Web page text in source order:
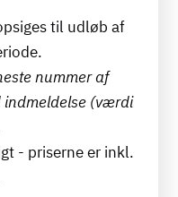
til udløb af
nummer af
(værdi
- priserne er inkl.